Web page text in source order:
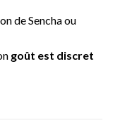
de Sencha ou
goût est discret